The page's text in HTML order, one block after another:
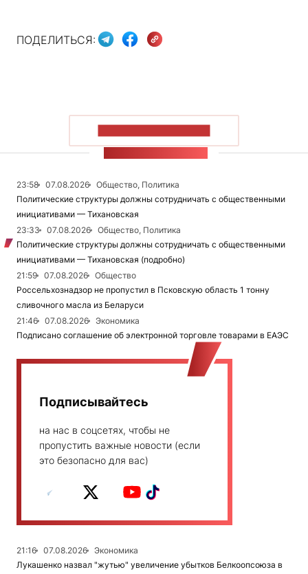
ПОДЕЛИТЬСЯ:
23:58 07.08.2026
Общество, Политика
Политические структуры должны сотрудничать с общественными
инициативами — Тихановская
23:33
07.08.2026
Общество, Политика
Политические структуры должны сотрудничать с общественными
инициативами — Тихановская (подробно)
21:59
07.08.2026
Общество
Россельхознадзор не пропустил в Псковскую область 1 тонну
сливочного масла из Беларуси
21:46
07.08.2026
Экономика
Подписано соглашение об электронной торговле товарами в ЕАЭС
Подписывайтесь
на нас в соцсетях, чтобы не
пропустить важные новости (если
это безопасно для вас)
21:16 07.08.2026
Экономика
Лукашенко назвал "жутью" увеличение убытков Белкоопсоюза в